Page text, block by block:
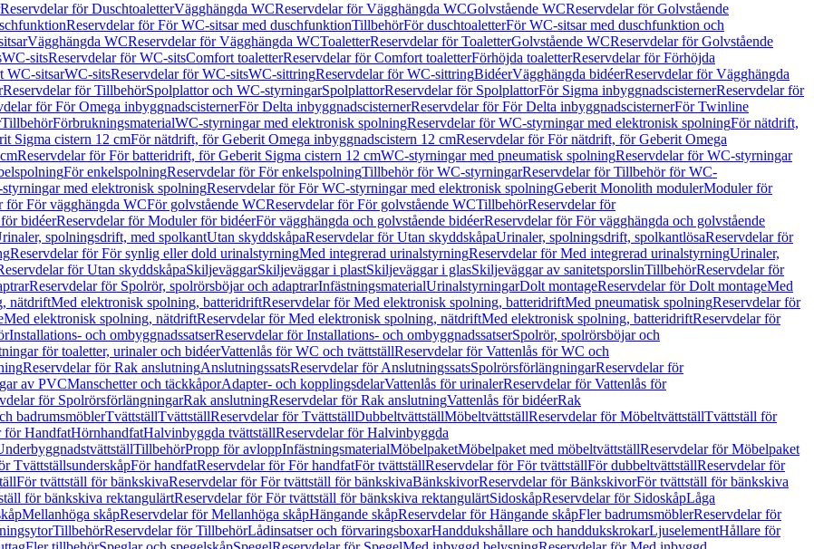
Reservdelar för DuschtoaletterVägghängda WCReservdelar för Vägghängda WCGolvstående WCReservdelar för Golvstående
Reservdelar för För WC-sitsar med duschfunktionTillbehörFör duschtoaletterFör WC-sitsar med duschfunktion och
Vägghängda WCReservdelar för Vägghängda WCToaletterReservdelar för ToaletterGolvstående WCReservdelar för Golvstående
WC-sitsReservdelar för WC-sitsComfort toaletterReservdelar för Comfort toaletterFörhöjda toaletterReservdelar för Förhöjda
WC-sitsarWC-sitsReservdelar för WC-sitsWC-sittringReservdelar för WC-sittringBidéerVägghängda bidéerReservdelar för Vägghängda
Reservdelar för TillbehörSpolplattor och WC-styrningarSpolplattorReservdelar för SpolplattorFör Sigma inbyggnadscisternerReservdelar för
för För Omega inbyggnadscisternerFör Delta inbyggnadscisternerReservdelar för För Delta inbyggnadscisternerFör Twinline
TillbehörFörbrukningsmaterialWC-styrningar med elektronisk spolningReservdelar för WC-styrningar med elektronisk spolningFör nätdrift,
Sigma cistern 12 cmFör nätdrift, för Geberit Omega inbyggnadscistern 12 cmReservdelar för För nätdrift, för Geberit Omega
Reservdelar för För batteridrift, för Geberit Sigma cistern 12 cmWC-styrningar med pneumatisk spolningReservdelar för WC-styrningar
För enkelspolningReservdelar för För enkelspolningTillbehör för WC-styrningarReservdelar för Tillbehör för WC-
med elektronisk spolningReservdelar för För WC-styrningar med elektronisk spolningGeberit Monolith modulerModuler för
för För vägghängda WCFör golvstående WCReservdelar för För golvstående WCTillbehörReservdelar för
bidéerReservdelar för Moduler för bidéerFör vägghängda och golvstående bidéerReservdelar för För vägghängda och golvstående
spolningsdrift, med spolkantUtan skyddskåpaReservdelar för Utan skyddskåpaUrinaler, spolningsdrift, spolkantlösaReservdelar för
Reservdelar för För synlig eller dold urinalstyrningMed integrerad urinalstyrningReservdelar för Med integrerad urinalstyrningUrinaler,
för Utan skyddskåpaSkiljeväggarSkiljeväggar i plastSkiljeväggar i glasSkiljeväggar av sanitetsporslinTillbehörReservdelar för
Reservdelar för Spolrör, spolrörsböjar och adaptrarInfästningsmaterialUrinalstyrningarDolt montageReservdelar för Dolt montageMed
nätdriftMed elektronisk spolning, batteridriftReservdelar för Med elektronisk spolning, batteridriftMed pneumatisk spolningReservdelar för
Med elektronisk spolning, nätdriftReservdelar för Med elektronisk spolning, nätdriftMed elektronisk spolning, batteridriftReservdelar för
Installations- och ombyggnadssatserReservdelar för Installations- och ombyggnadssatserSpolrör, spolrörsböjar och
för toaletter, urinaler och bidéerVattenlås för WC och tvättställReservdelar för Vattenlås för WC och
Reservdelar för Rak anslutningAnslutningssatsReservdelar för AnslutningssatsSpolrörsförlängningarReservdelar för
av PVCManschetter och täckkåporAdapter- och kopplingsdelarVattenlås för urinalerReservdelar för Vattenlås för
för SpolrörsförlängningarRak anslutningReservdelar för Rak anslutningVattenlås för bidéerRak
badrumsmöblerTvättställTvättställReservdelar för TvättställDubbeltvättställMöbeltvättställReservdelar för MöbeltvättställTvättställ för
för HandfatHörnhandfatHalvinbyggda tvättställReservdelar för Halvinbyggda
TillbehörPropp för avloppInfästningsmaterialMöbelpaketMöbelpaket med möbeltvättställReservdelar för Möbelpaket
TvättställsunderskåpFör handfatReservdelar för För handfatFör tvättställReservdelar för För tvättställFör dubbeltvättställReservdelar för
För tvättställ för bänkskivaReservdelar för För tvättställ för bänkskivaBänkskivorReservdelar för BänkskivorFör tvättställ för bänkskiva
för bänkskiva rektangulärtReservdelar för För tvättställ för bänkskiva rektangulärtSidoskåpReservdelar för SidoskåpLåga
Mellanhöga skåpReservdelar för Mellanhöga skåpHängande skåpReservdelar för Hängande skåpFler badrumsmöblerReservdelar för
TillbehörReservdelar för TillbehörLådinsatser och förvaringsboxarHanddukshållare och handdukskrokarLjuselementHållare för